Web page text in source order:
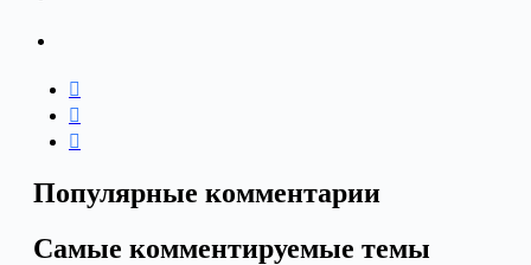
Популярные комментарии
Самые комментируемые темы